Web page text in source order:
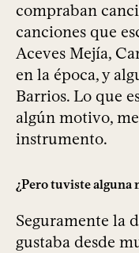
compraban
canciones que
Aceves Mejía,
en la época, y
Barrios. Lo que
algún motivo,
instrumento.
¿Pero tuviste alguna
Seguramente la
gustaba desde